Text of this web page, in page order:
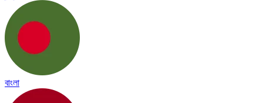
বাংলা